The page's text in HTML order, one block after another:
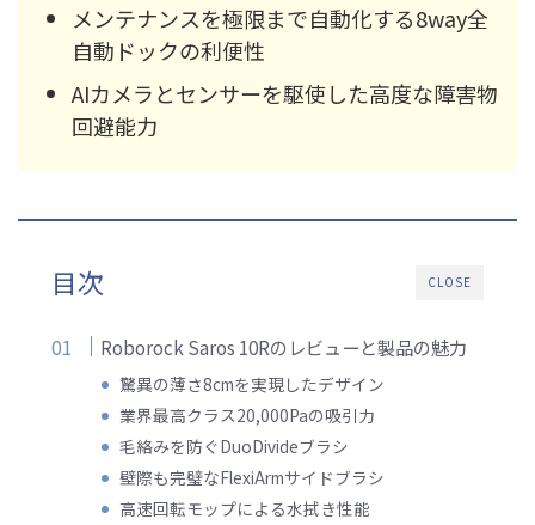
メンテナンスを極限まで自動化する8way全
自動ドックの利便性
AIカメラとセンサーを駆使した高度な障害物
回避能力
CLOSE
目次
Roborock Saros 10Rのレビューと製品の魅力
驚異の薄さ8cmを実現したデザイン
業界最高クラス20,000Paの吸引力
毛絡みを防ぐDuoDivideブラシ
壁際も完璧なFlexiArmサイドブラシ
高速回転モップによる水拭き性能